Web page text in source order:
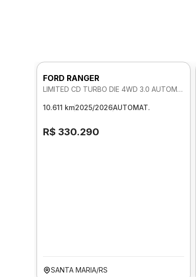
FORD RANGER
LIMITED CD TURBO DIE 4WD 3.0 AUTOMATICO
10.611 km2025/2026AUTOMAT.
R$ 330.290
SANTA MARIA/RS